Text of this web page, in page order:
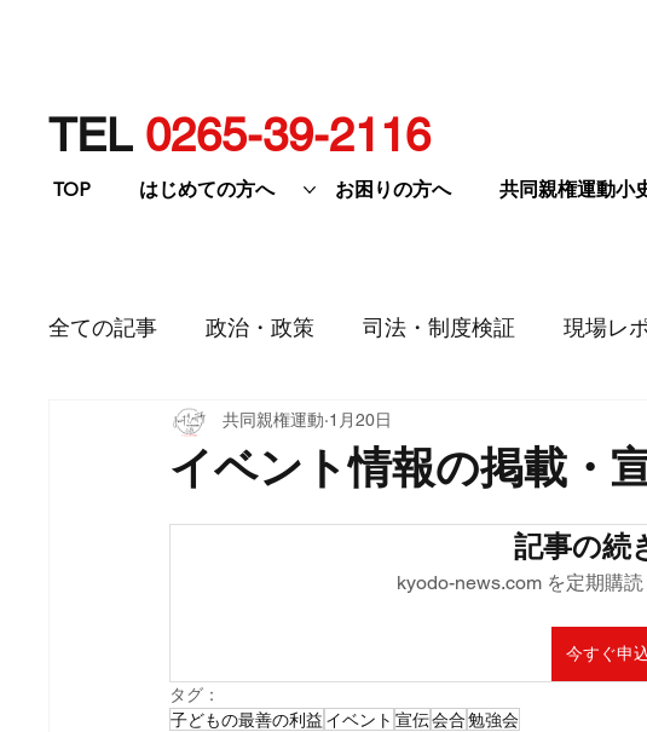
TOP はじめての方へ お困りの方へ 共同親権運動小
TEL 0265-39-2116
全ての記事 政治・政策 司法・制度検証 現場レ
研修・イベント等
イベント情報の掲載・
共同親権運動 1月20日
記事の続
kyodo-news.com を定期購読
今すぐ申
タグ：
子どもの最善の利益 イベント 宣伝会合勉強会